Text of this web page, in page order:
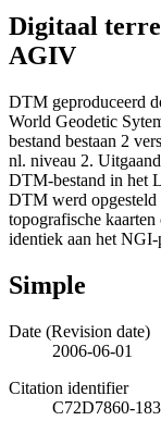
Digitaal
AGIV
DTM geproduceerd
World Geodetic
bestand bestaan 2
nl. niveau 2.
DTM-bestand in het
DTM werd opgesteld
topografische
identiek aan het NGI-
Simple
Date (Revision date)
2006-06-01
Citation identifier
C72D7860-